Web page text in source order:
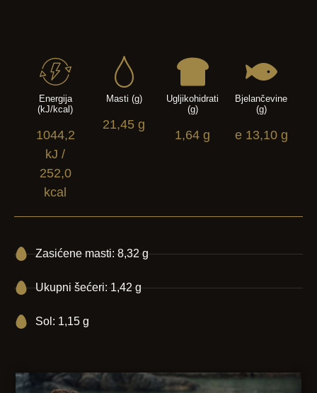
Energija
(kJ/kcal)
1044,2
kJ /
252,0
kcal
Masti (g)
21,45 g
Ugljikohidrati
(g)
1,64 g
Bjelančevine
(g)
e 13,10 g
Zasićene masti: 8,32 g
Ukupni šećeri: 1,42 g
Sol: 1,15 g